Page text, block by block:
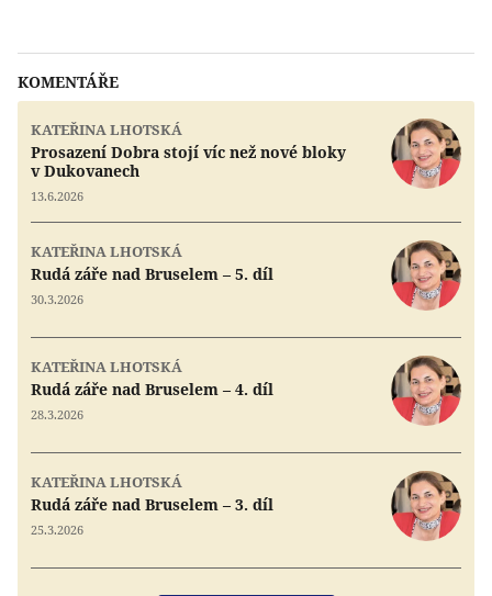
KOMENTÁŘE
KATEŘINA LHOTSKÁ
Prosazení Dobra stojí víc než nové bloky
v Dukovanech
13.6.2026
KATEŘINA LHOTSKÁ
Rudá záře nad Bruselem – 5. díl
30.3.2026
KATEŘINA LHOTSKÁ
Rudá záře nad Bruselem – 4. díl
28.3.2026
KATEŘINA LHOTSKÁ
Rudá záře nad Bruselem – 3. díl
25.3.2026